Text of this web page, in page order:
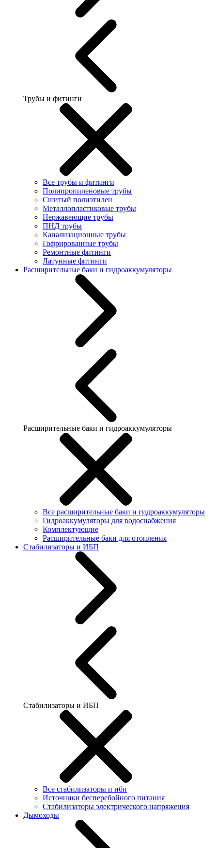
Трубы и фитинги
Все трубы и фитинги
Полипропиленовые трубы
Сшитый полиэтилен
Металлопластиковые трубы
Нержавеющие трубы
ПНД трубы
Канализационные трубы
Гофрированные трубы
Ремонтные фитинги
Латунные фитинги
Расширительные баки и гидроаккумуляторы
Расширительные баки и гидроаккумуляторы
Все расширительные баки и гидроаккумуляторы
Гидроаккумуляторы для водоснабжения
Комплектующие
Расширительные баки для отопления
Стабилизаторы и ИБП
Стабилизаторы и ИБП
Все стабилизаторы и ибп
Источники бесперебойного питания
Стабилизаторы электрического напряжения
Дымоходы